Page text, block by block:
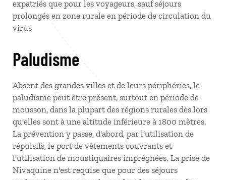
expatriés que pour les voyageurs, sauf séjours
prolongés en zone rurale en période de circulation du
virus
Paludisme
Absent des grandes villes et de leurs périphéries, le
paludisme peut être présent, surtout en période de
mousson, dans la plupart des régions rurales dès lors
qu'elles sont à une altitude inférieure à 1800 mètres.
La prévention y passe, d'abord, par l'utilisation de
répulsifs, le port de vêtements couvrants et
l'utilisation de moustiquaires imprégnées. La prise de
Nivaquine n'est requise que pour des séjours